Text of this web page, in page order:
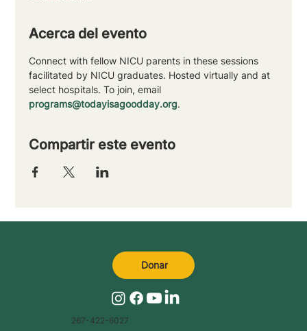
Acerca del evento
Connect with fellow NICU parents in these sessions
facilitated by NICU graduates. Hosted virtually and at
select hospitals. To join, email
programs@todayisagoodday.org.
Compartir este evento
267-422-6027
Donar